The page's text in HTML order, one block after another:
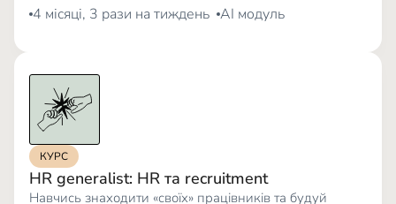
4 місяці, 3 рази на тиждень AI модуль
КУРС
HR generalist: HR та recruitment
Навчись знаходити «своїх» працівників та будуй